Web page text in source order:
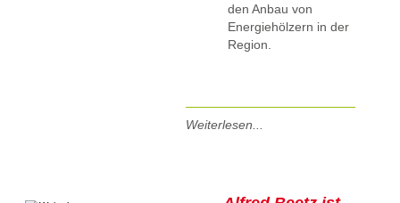
den Anbau von
Energiehölzern in der
Region.
Weiterlesen...